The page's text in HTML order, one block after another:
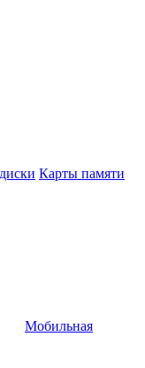
Карты памяти
Мобильная